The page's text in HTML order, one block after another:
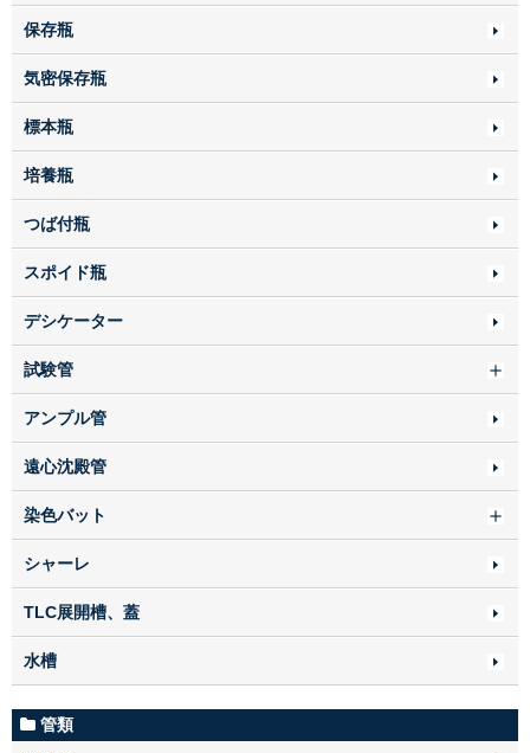
保存瓶
気密保存瓶
標本瓶
培養瓶
つば付瓶
スポイド瓶
デシケーター
試験管
アンプル管
遠心沈殿管
染色バット
シャーレ
TLC展開槽、蓋
水槽
管類